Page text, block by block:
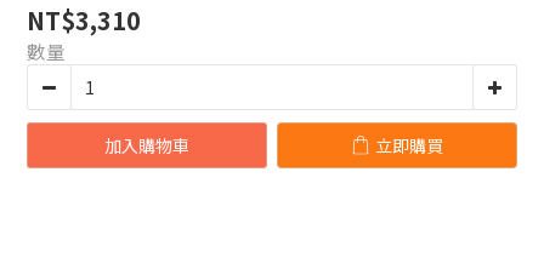
NT$3,310
數量
加入購物車 立即購買